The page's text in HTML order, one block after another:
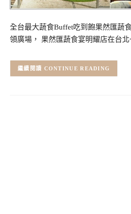
全台最大蔬食Buffet吃到飽果然匯蔬
領廣場， 果然匯蔬食宴明耀店在台
CONTINUE READING